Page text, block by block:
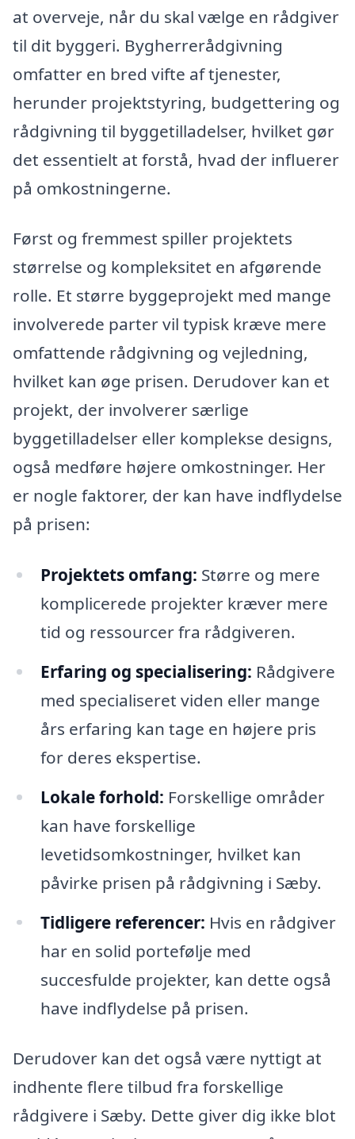
at overveje, når du skal vælge en rådgiver
til dit byggeri. Bygherrerådgivning
omfatter en bred vifte af tjenester,
herunder projektstyring, budgettering og
rådgivning til byggetilladelser, hvilket gør
det essentielt at forstå, hvad der influerer
på omkostningerne.
Først og fremmest spiller projektets
størrelse og kompleksitet en afgørende
rolle. Et større byggeprojekt med mange
involverede parter vil typisk kræve mere
omfattende rådgivning og vejledning,
hvilket kan øge prisen. Derudover kan et
projekt, der involverer særlige
byggetilladelser eller komplekse designs,
også medføre højere omkostninger. Her
er nogle faktorer, der kan have indflydelse
på prisen:
Projektets omfang: Større og mere
komplicerede projekter kræver mere
tid og ressourcer fra rådgiveren.
Erfaring og specialisering: Rådgivere
med specialiseret viden eller mange
års erfaring kan tage en højere pris
for deres ekspertise.
Lokale forhold: Forskellige områder
kan have forskellige
levetidsomkostninger, hvilket kan
påvirke prisen på rådgivning i Sæby.
Tidligere referencer: Hvis en rådgiver
har en solid portefølje med
succesfulde projekter, kan dette også
have indflydelse på prisen.
Derudover kan det også være nyttigt at
indhente flere tilbud fra forskellige
rådgivere i Sæby. Dette giver dig ikke blot